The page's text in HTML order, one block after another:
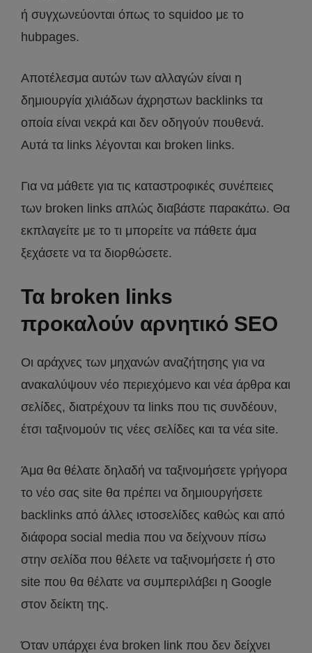
ή συγχωνεύονται όπως το squidoo με το
hubpages.
Αποτέλεσμα αυτών των αλλαγών είναι η
δημιουργία χιλιάδων άχρηστων backlinks τα
οποία είναι νεκρά και δεν οδηγούν πουθενά.
Αυτά τα links λέγονται και broken links.
Για να μάθετε για τις καταστροφικές συνέπειες
των broken links απλώς διαβάστε παρακάτω. Θα
εκπλαγείτε με το τι μπορείτε να πάθετε άμα
ξεχάσετε να τα διορθώσετε.
Τα broken links
προκαλούν αρνητικό SEO
Οι αράχνες των μηχανών αναζήτησης για να
ανακαλύψουν νέο περιεχόμενο και νέα άρθρα και
σελίδες, διατρέχουν τα links που τις συνδέουν,
έτσι ταξινομούν τις νέες σελίδες και τα νέα site.
Άμα θα θέλατε δηλαδή να ταξινομήσετε γρήγορα
το νέο σας site θα πρέπει να δημιουργήσετε
backlinks από άλλες ιστοσελίδες καθώς και από
διάφορα social media που να δείχνουν πίσω
στην σελίδα που θέλετε να ταξινομήσετε ή στο
site που θα θέλατε να συμπεριλάβει η Google
στον δείκτη της.
Όταν υπάρχει ένα broken link που δεν δείχνει